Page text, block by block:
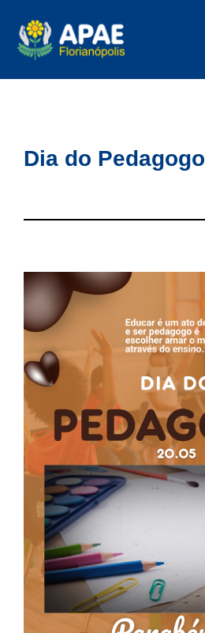
Dia do Pedagogo